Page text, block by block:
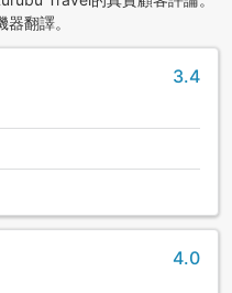
翻譯。
3.4
4.0